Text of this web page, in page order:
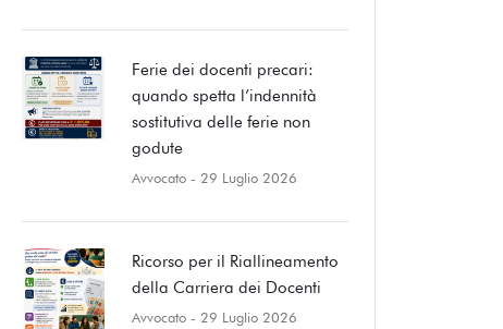
Ferie dei docenti precari:
quando spetta l’indennità
sostitutiva delle ferie non
godute
Avvocato - 29 Luglio 2026
Ricorso per il Riallineamento
della Carriera dei Docenti
Avvocato - 29 Luglio 2026